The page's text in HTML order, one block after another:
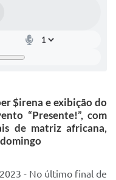
$irena e exibição do
“Presente!”, com
de matriz africana,
- No último final de